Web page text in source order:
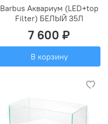
Barbus Аквариум (LED+top
Filter) БЕЛЫЙ 35Л
7 600 ₽
В корзину